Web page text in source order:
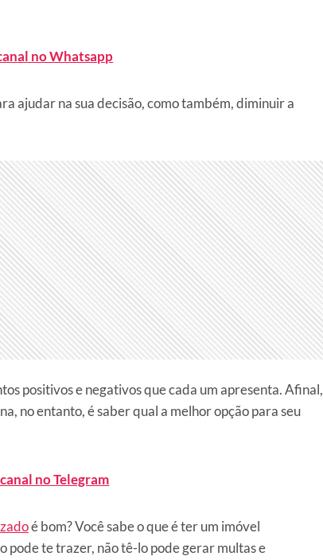
no Whatsapp
ajudar na sua decisão, como também, diminuir a
positivos e negativos que cada um apresenta. Afinal,
no entanto, é saber qual a melhor opção para seu
no Telegram
é bom? Você sabe o que é ter um imóvel
pode te trazer, não tê-lo pode gerar multas e